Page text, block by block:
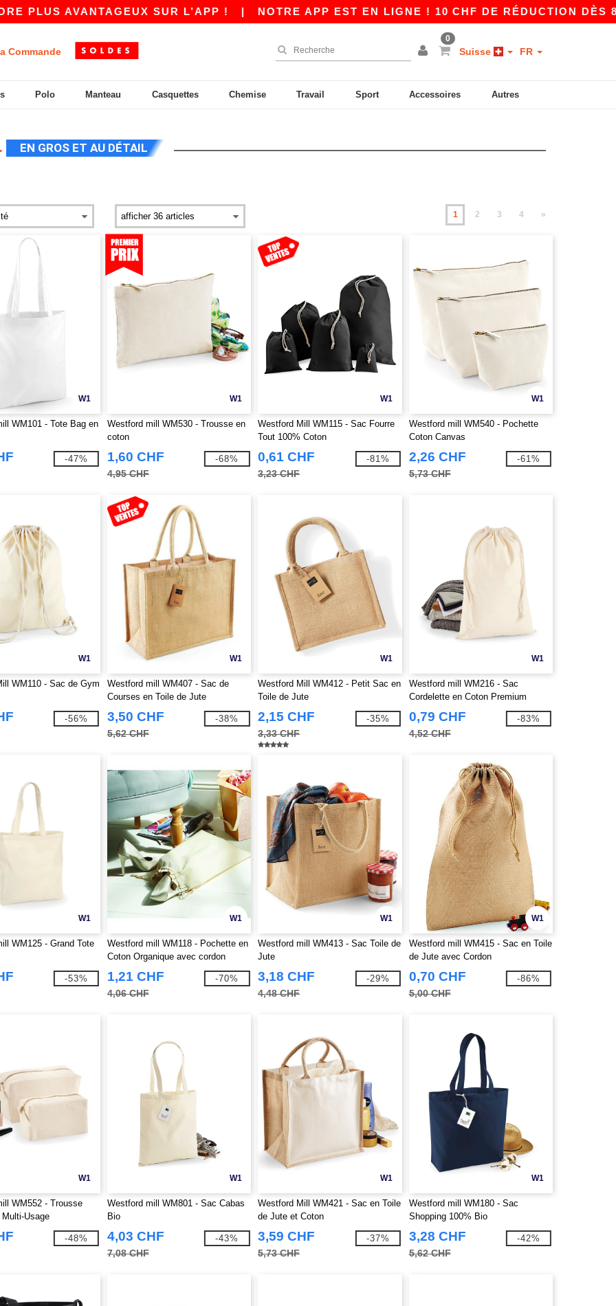
AVANTAGEUX SUR L’APP !|NOTRE APP EST EN LIGNE ! 10 CHF DE RÉDUCTION DÈS 80 CHF
Commande
0
Suisse FR
Polo Manteau Casquettes Chemise Travail Sport Accessoires Autres
EN GROS ET AU DÉTAIL
1 2 3 4 »
W1
WM101 - Tote Bag en
-47%
W1
Westford mill WM530 - Trousse en
coton
1,60 CHF
4,95 CHF
-68%
W1
Westford Mill WM115 - Sac Fourre
Tout 100% Coton
0,61 CHF
3,23 CHF
-81%
W1
Westford mill WM540 - Pochette
Coton Canvas
2,26 CHF
5,73 CHF
-61%
W1
WM110 - Sac de Gym
-56%
W1
Westford mill WM407 - Sac de
Courses en Toile de Jute
3,50 CHF
5,62 CHF
-38%
W1
Westford Mill WM412 - Petit Sac en
Toile de Jute
2,15 CHF
3,33 CHF
-35%
W1
Westford mill WM216 - Sac
Cordelette en Coton Premium
0,79 CHF
4,52 CHF
-83%
W1
WM125 - Grand Tote
-53%
W1
Westford mill WM118 - Pochette en
Coton Organique avec cordon
1,21 CHF
4,06 CHF
-70%
W1
Westford mill WM413 - Sac Toile de
Jute
3,18 CHF
4,48 CHF
-29%
W1
Westford mill WM415 - Sac en Toile
de Jute avec Cordon
0,70 CHF
5,00 CHF
-86%
W1
WM552 - Trousse
Multi-Usage
-48%
W1
Westford mill WM801 - Sac Cabas
Bio
4,03 CHF
7,08 CHF
-43%
W1
Westford Mill WM421 - Sac en Toile
de Jute et Coton
3,59 CHF
5,73 CHF
-37%
W1
Westford mill WM180 - Sac
Shopping 100% Bio
3,28 CHF
5,62 CHF
-42%